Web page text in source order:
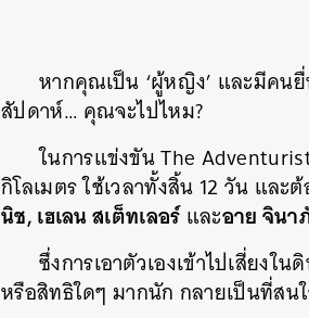
หากคุณเป็น ‘ผู้หญิง’ และมีคนยื่
สัปดาห์… คุณจะไปไหม?
ในการแข่งขัน The
กิโลเมตร ใช้เวลาทั้งสิ้น 12 วัน และ
นิช, เฮเลน สเต็ทเลอร์และอาย จินา
ซึ่งการเอาตัวเองเข้าไปเสี่ย
หรือสิทธิใดๆ มากนัก กลายเป็นที่สน